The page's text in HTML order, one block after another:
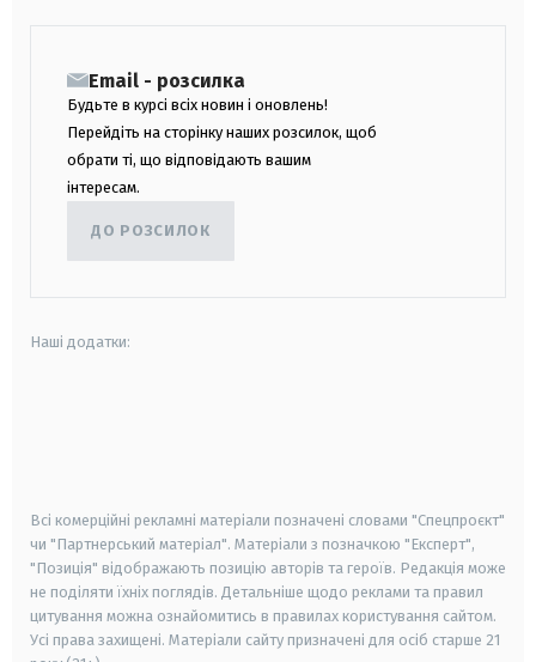
Email - розсилка
Будьте в курсі всіх новин і оновлень!
Перейдіть на сторінку наших розсилок, щоб
обрати ті, що відповідають вашим
інтересам.
ДО РОЗСИЛОК
Наші додатки:
Всі комерційні рекламні матеріали позначені словами "Спецпроєкт"
чи "Партнерський матеріал". Матеріали з позначкою "Експерт",
"Позиція" відображають позицію авторів та героїв. Редакція може
не поділяти їхніх поглядів. Детальніше щодо реклами та правил
цитування можна ознайомитись в правилах користування сайтом.
Усі права захищені. Матеріали сайту призначені для осіб старше 21